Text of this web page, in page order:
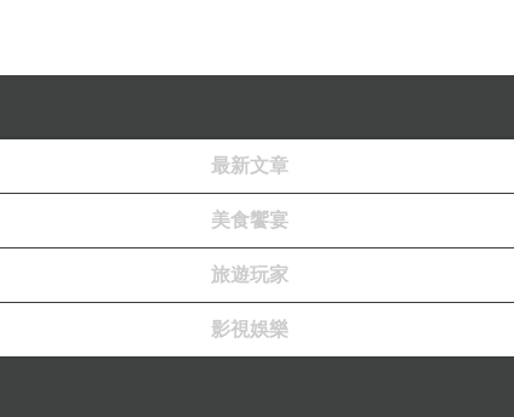
原本報台的名稱
而前幾年的某一天
我把報台的名稱改成了
Let your conscience be your guide
（讓你的良知成為你的人生指引）
最新文章
美食饗宴
旅遊玩家
影視娛樂